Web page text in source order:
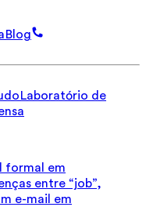
Blog
Laboratório de
formal em
entre “job”,
e-mail em